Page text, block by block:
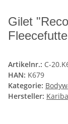
Gilet
Artikelnr.: C-
HAN: K679
Kategorie:
Hersteller: